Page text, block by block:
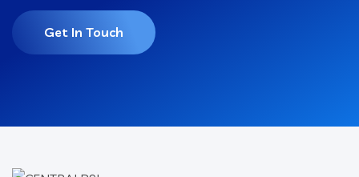
Get In Touch